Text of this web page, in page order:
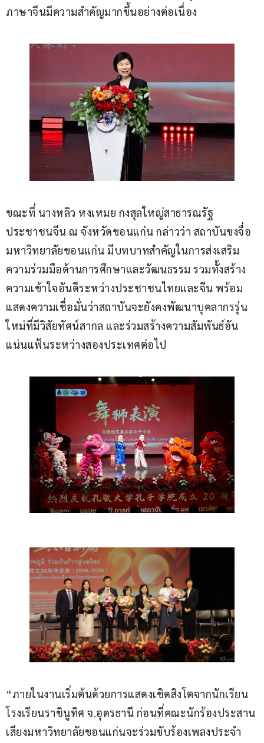
ภาษาจีนมีความสำคัญมากขึ้นอย่างต่อเนื่อง
ขณะที่ นางหลิว หงเหมย กงสุลใหญ่สาธารณรัฐ
ประชาชนจีน ณ จังหวัดขอนแก่น กล่าวว่า สถาบันขงจื่อ
มหาวิทยาลัยขอนแก่น มีบทบาทสำคัญในการส่งเสริม
ความร่วมมือด้านการศึกษาและวัฒนธรรม รวมทั้งสร้าง
ความเข้าใจอันดีระหว่างประชาชนไทยและจีน พร้อม
แสดงความเชื่อมั่นว่าสถาบันจะยังคงพัฒนาบุคลากรรุ่น
ใหม่ที่มีวิสัยทัศน์สากล และร่วมสร้างความสัมพันธ์อัน
แน่นแฟ้นระหว่างสองประเทศต่อไป
“ภายในงานเริ่มต้นด้วยการแสดงเชิดสิงโตจากนักเรียน
โรงเรียนราชินูทิศ จ.อุดรธานี ก่อนที่คณะนักร้องประสาน
เสียงมหาวิทยาลัยขอนแก่นจะร่วมขับร้องเพลงประจำ